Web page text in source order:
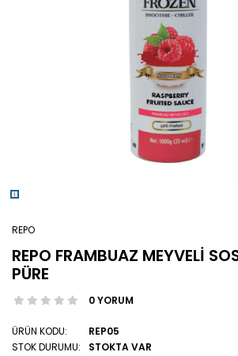
REPO
REPO FRAMBUAZ MEYVELİ
PÜRE
0 YORUM
ÜRÜN KODU:
STOK DURUMU:
REP05
STOKTA VAR